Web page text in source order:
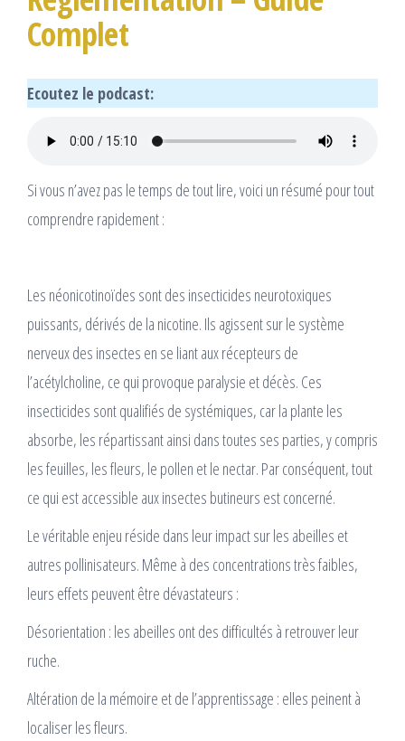
Complet
Ecoutez le podcast:
Si vous n’avez pas le temps de tout lire, voici un résumé pour tout
comprendre rapidement :
Les néonicotinoïdes sont des insecticides neurotoxiques
puissants, dérivés de la nicotine. Ils agissent sur le système
nerveux des insectes en se liant aux récepteurs de
l’acétylcholine, ce qui provoque paralysie et décès. Ces
insecticides sont qualifiés de systémiques, car la plante les
absorbe, les répartissant ainsi dans toutes ses parties, y compris
les feuilles, les fleurs, le pollen et le nectar. Par conséquent, tout
ce qui est accessible aux insectes butineurs est concerné.
Le véritable enjeu réside dans leur impact sur les abeilles et
autres pollinisateurs. Même à des concentrations très faibles,
leurs effets peuvent être dévastateurs :
Désorientation : les abeilles ont des difficultés à retrouver leur
ruche.
Altération de la mémoire et de l’apprentissage : elles peinent à
localiser les fleurs.